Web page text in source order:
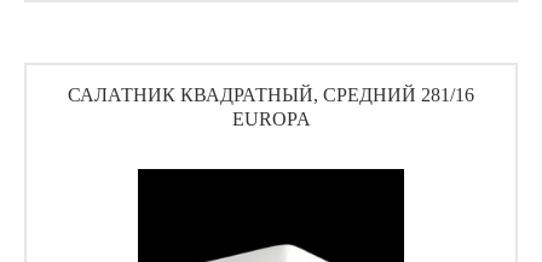
САЛАТНИК КВАДРАТНЫЙ, СРЕДНИЙ 281/16
EUROPA